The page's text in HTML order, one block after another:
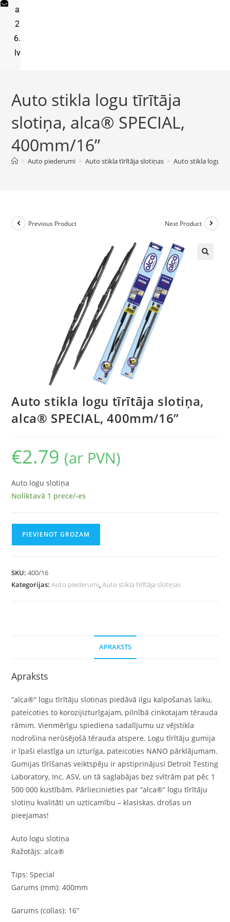
a
2
6.
lv
Auto stikla logu tīrītāja
slotiņa, alca® SPECIAL,
400mm/16”
> Auto piederumi > Auto stikla tīrītāja slotiņas > Auto stikla logu
Previous Product Next Product
Auto stikla logu tīrītāja slotiņa,
alca® SPECIAL, 400mm/16”
€2.79 (ar PVN)
Auto logu slotiņa
Noliktavā 1 prece/-es
PIEVIENOT GROZAM
SKU:400/16
Kategorijas:Auto piederumi,Auto stikla tīrītāja slotiņas
APRAKSTS
Apraksts
“alca®” logu tīrītāju slotiņas piedāvā ilgu kalpošanas laiku,
pateicoties to korozijizturīgajam, pilnībā cinkotajam tērauda
rāmim. Vienmērīgu spiediena sadalījumu uz vējstikla
nodrošina nerūsējošā tērauda atspere. Logu tīrītāju gumija
ir īpaši elastīga un izturīga, pateicoties NANO pārklājumam.
Gumijas tīrīšanas veiktspēju ir apstiprinājusi Detroit Testing
Laboratory, Inc. ASV, un tā saglabājas bez svītrām pat pēc 1
500 000 kustībām. Pārliecinieties par “alca®” logu tīrītāju
slotiņu kvalitāti un uzticamību – klasiskas, drošas un
pieejamas!
Auto logu slotiņa
Ražotājs: alca®
Tips: Special
Garums (mm): 400mm
Garums (collas): 16”